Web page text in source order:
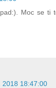
Moc se ti
2018 18:47:00